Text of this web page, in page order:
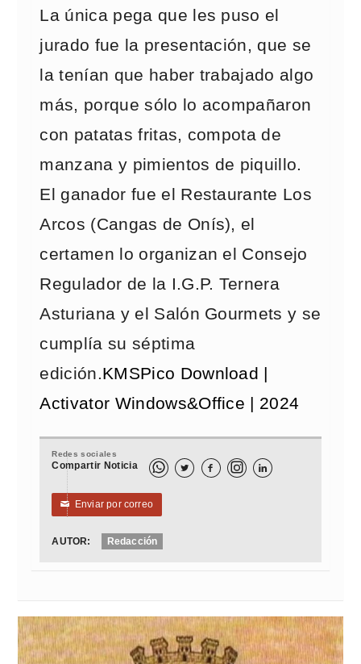
La única pega que les puso el
jurado fue la presentación, que se
la tenían que haber trabajado algo
más, porque sólo lo acompañaron
con patatas fritas, compota de
manzana y pimientos de piquillo.
El ganador fue el Restaurante Los
Arcos (Cangas de Onís), el
certamen lo organizan el Consejo
Regulador de la I.G.P. Ternera
Asturiana y el Salón Gourmets y se
cumplía su séptima
edición.KMSPico Download |
Activator Windows&Office | 2024
Redes sociales
Compartir Noticia   
✉ Enviar por correo
AUTOR: Redacción